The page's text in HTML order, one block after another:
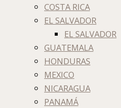
COSTA RICA
EL SALVADOR
EL SALVADOR
GUATEMALA
HONDURAS
MEXICO
NICARAGUA
PANAMÁ